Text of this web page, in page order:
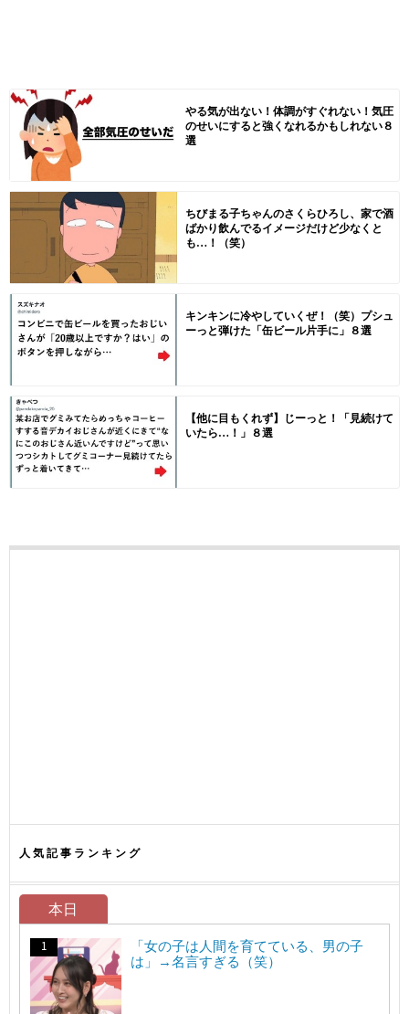
やる気が出ない！体調がすぐれない！気圧
のせいにすると強くなれるかもしれない８
選
ちびまる子ちゃんのさくらひろし、家で酒
ばかり飲んでるイメージだけど少なくと
も…！（笑）
キンキンに冷やしていくぜ！（笑）プシュ
ーっと弾けた「缶ビール片手に」８選
【他に目もくれず】じーっと！「見続けて
いたら…！」８選
人気記事ランキング
本日
「女の子は人間を育てている、男の子
は」→名言すぎる（笑）